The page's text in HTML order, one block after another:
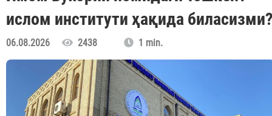
ислом институти ҳақида
06.08.2026 2438 1 min.